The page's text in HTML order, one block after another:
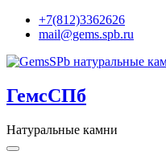
+7(812)3362626
mail@gems.spb.ru
ГемсСПб
Натуральные камни